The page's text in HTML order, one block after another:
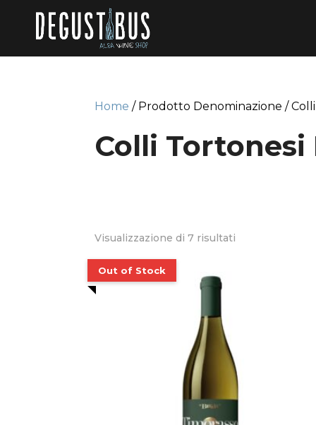
Home / Prodotto Denominazione /
Colli Tortonesi
Visualizzazione di 7 risultati